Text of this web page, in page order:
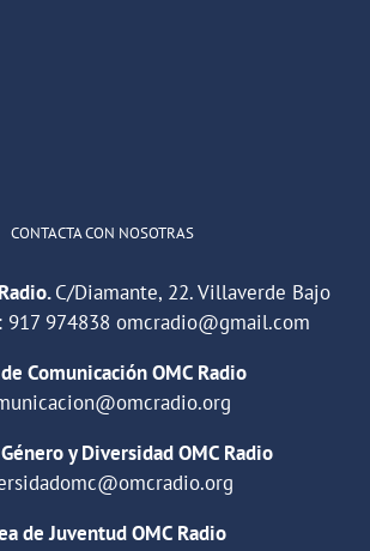
CONTACTA CON NOSOTRAS
C/Diamante, 22. Villaverde Bajo
917 974838 omcradio@gmail.com
Comunicación OMC Radio
y Diversidad OMC Radio
de Juventud OMC Radio